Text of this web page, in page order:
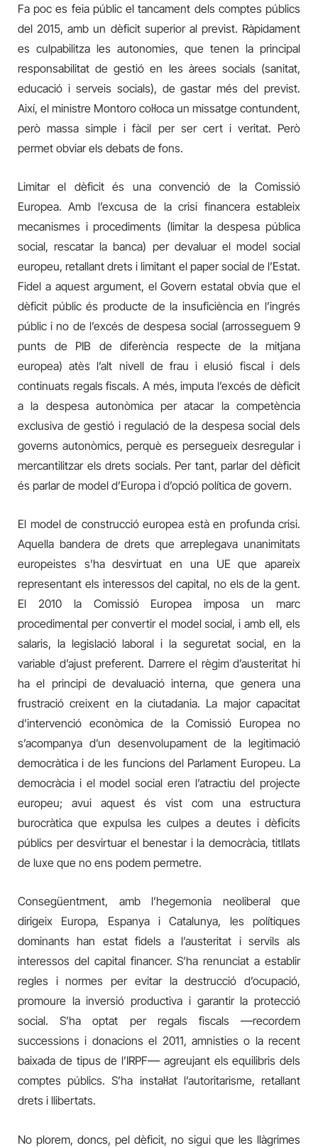
Fa poc es feia públic el tancament dels comptes públics
del 2015, amb un dèficit superior al previst. Ràpidament
es culpabilitza les autonomies, que tenen la principal
responsabilitat de gestió en les àrees socials (sanitat,
educació i serveis socials), de gastar més del previst.
Així, el ministre Montoro col·loca un missatge contundent,
però massa simple i fàcil per ser cert i veritat. Però
permet obviar els debats de fons.
Limitar el dèficit és una convenció de la Comissió
Europea. Amb l’excusa de la crisi financera estableix
mecanismes i procediments (limitar la despesa pública
social, rescatar la banca) per devaluar el model social
europeu, retallant drets i limitant el paper social de l’Estat.
Fidel a aquest argument, el Govern estatal obvia que el
dèficit públic és producte de la insuficiència en l’ingrés
públic i no de l’excés de despesa social (arrosseguem 9
punts de PIB de diferència respecte de la mitjana
europea) atès l’alt nivell de frau i elusió fiscal i dels
continuats regals fiscals. A més, imputa l’excés de dèficit
a la despesa autonòmica per atacar la competència
exclusiva de gestió i regulació de la despesa social dels
governs autonòmics, perquè es persegueix desregular i
mercantilitzar els drets socials. Per tant, parlar del dèficit
és parlar de model d’Europa i d’opció política de govern.
El model de construcció europea està en profunda crisi.
Aquella bandera de drets que arreplegava unanimitats
europeistes s’ha desvirtuat en una UE que apareix
representant els interessos del capital, no els de la gent.
El 2010 la Comissió Europea imposa un marc
procedimental per convertir el model social, i amb ell, els
salaris, la legislació laboral i la seguretat social, en la
variable d’ajust preferent. Darrere el règim d’austeritat hi
ha el principi de devaluació interna, que genera una
frustració creixent en la ciutadania. La major capacitat
d’intervenció econòmica de la Comissió Europea no
s’acompanya d’un desenvolupament de la legitimació
democràtica i de les funcions del Parlament Europeu. La
democràcia i el model social eren l’atractiu del projecte
europeu; avui aquest és vist com una estructura
burocràtica que expulsa les culpes a deutes i dèficits
públics per desvirtuar el benestar i la democràcia, titllats
de luxe que no ens podem permetre.
Consegüentment, amb l’hegemonia neoliberal que
dirigeix Europa, Espanya i Catalunya, les polítiques
dominants han estat fidels a l’austeritat i servils als
interessos del capital financer. S’ha renunciat a establir
regles i normes per evitar la destrucció d’ocupació,
promoure la inversió productiva i garantir la protecció
social. S’ha optat per regals fiscals —recordem
successions i donacions el 2011, amnisties o la recent
baixada de tipus de l’IRPF— agreujant els equilibris dels
comptes públics. S’ha instal·lat l’autoritarisme, retallant
drets i llibertats.
No plorem, doncs, pel dèficit, no sigui que les llàgrimes